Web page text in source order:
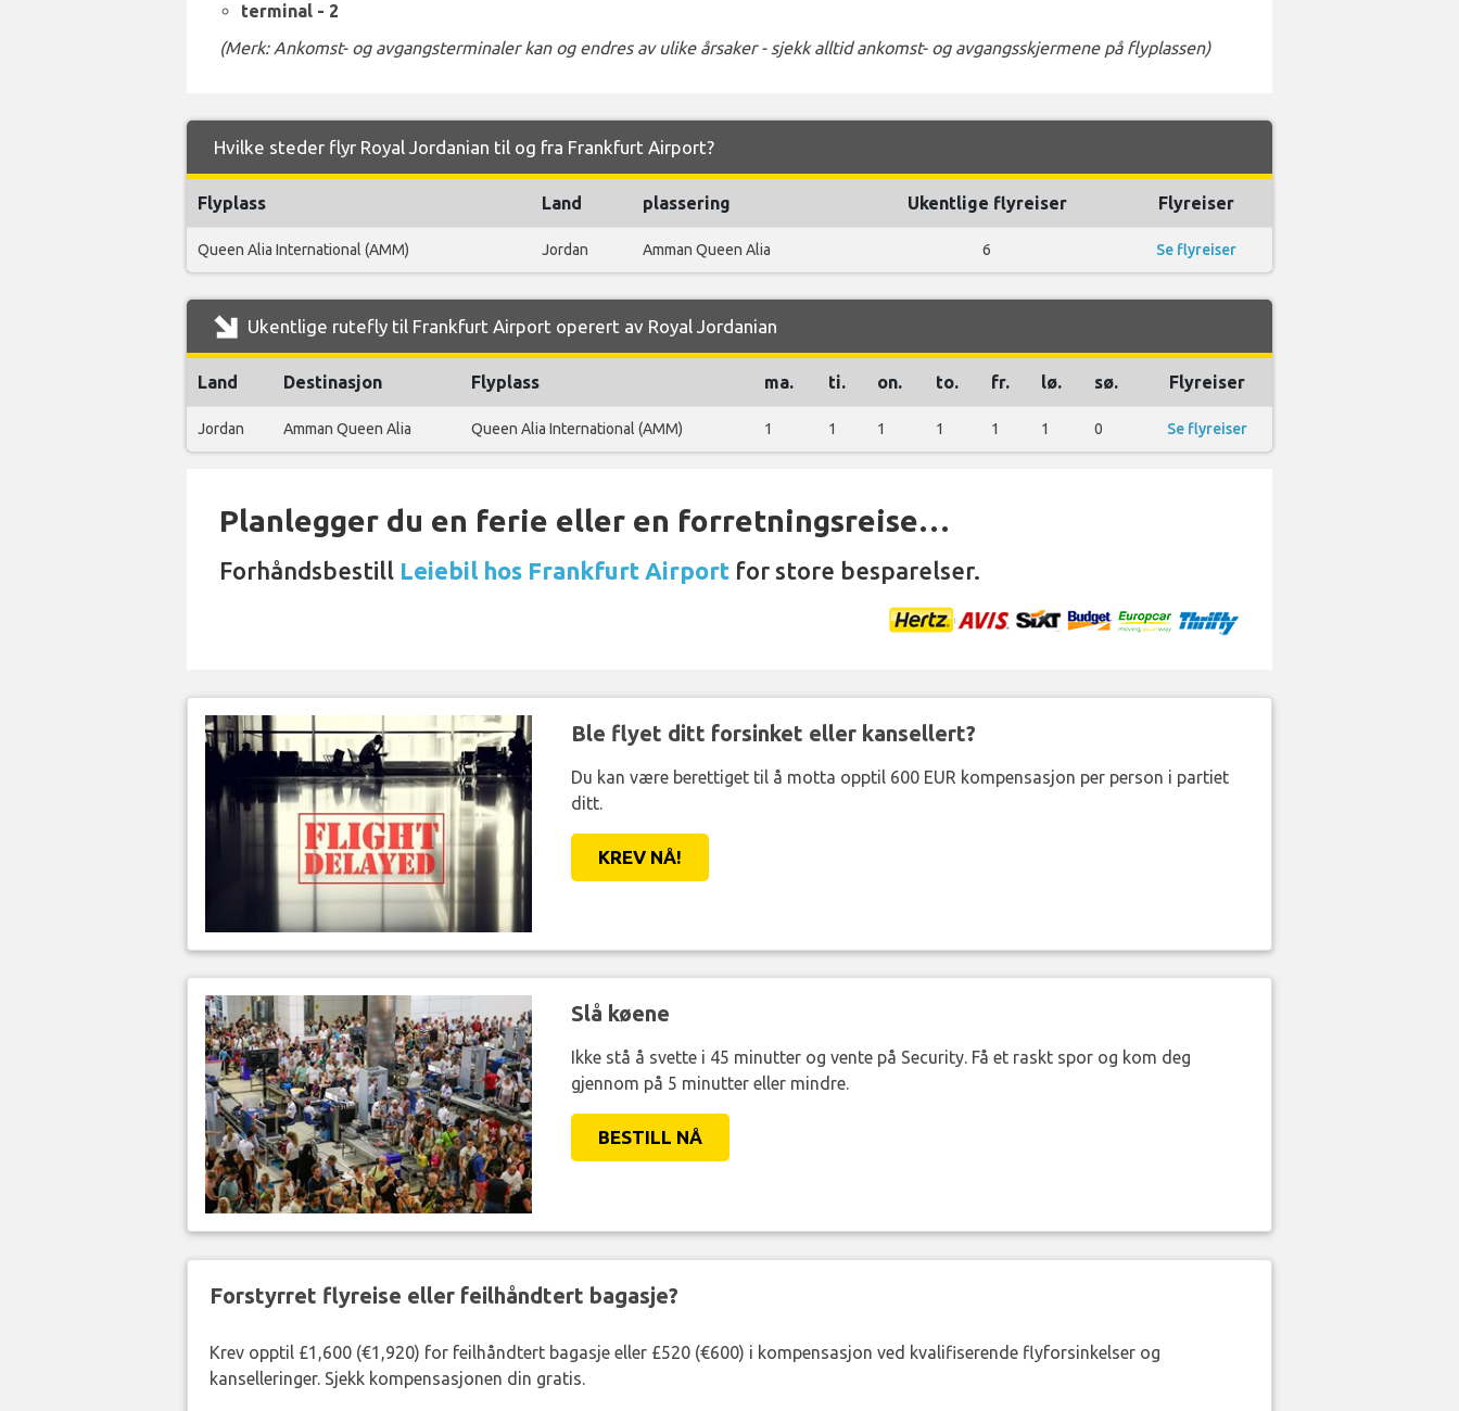
terminal - 2
(Merk: Ankomst- og avgangsterminaler kan og endres av ulike årsaker - sjekk alltid ankomst- og avgangsskjermene på flyplassen)
Hvilke steder flyr Royal Jordanian til og fra Frankfurt Airport?
Flyplass Land plassering Ukentlige flyreiser Flyreiser
Queen Alia International (AMM) Jordan Amman Queen Alia 6 Se flyreiser
Ukentlige rutefly til Frankfurt Airport operert av Royal Jordanian
Land Destinasjon Flyplass ma. ti. on. to. fr. lø. sø. Flyreiser
Jordan Amman Queen Alia Queen Alia International (AMM) 1 1 1 1 1 1 0 Se flyreiser
Planlegger du en ferie eller en forretningsreise…
Forhåndsbestill Leiebil hos Frankfurt Airport for store besparelser.
Ble flyet ditt forsinket eller kansellert?
Du kan være berettiget til å motta opptil 600 EUR kompensasjon per person i partiet
ditt.
KREV NÅ!
Slå køene
Ikke stå å svette i 45 minutter og vente på Security. Få et raskt spor og kom deg
gjennom på 5 minutter eller mindre.
BESTILL NÅ
Forstyrret flyreise eller feilhåndtert bagasje?
Krev opptil £1,600 (€1,920) for feilhåndtert bagasje eller £520 (€600) i kompensasjon ved kvalifiserende flyforsinkelser og
kanselleringer. Sjekk kompensasjonen din gratis.